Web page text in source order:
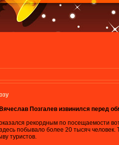
Позгалев извинился перед
рекордным по посещаемости
побывало более 20 тысяч человек.
туристов.